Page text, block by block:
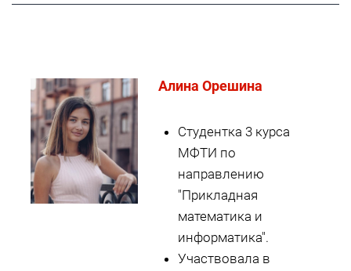
Алина Орешина
Студентка 3 курса
МФТИ по
направлению
"Прикладная
математика и
информатика".
Участвовала в